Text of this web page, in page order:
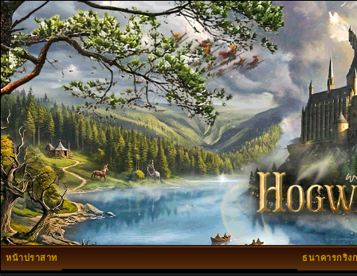
หน้าปราสาท ธนาคารกริง